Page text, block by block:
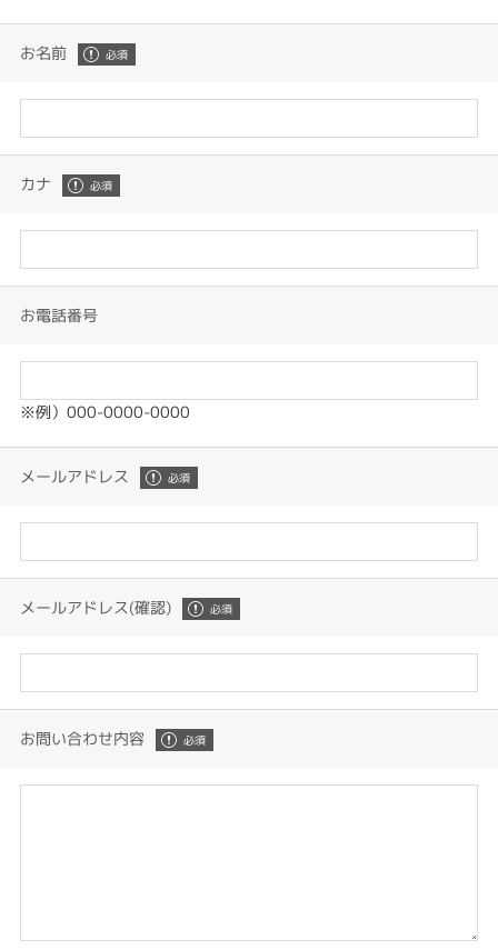
お名前
カナ
お電話番号
※例）000-0000-0000
メールアドレス
メールアドレス(確認)
お問い合わせ内容